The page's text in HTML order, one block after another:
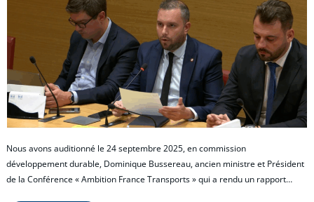
Nous avons auditionné le 24 septembre 2025, en commission
développement durable, Dominique Bussereau, ancien ministre et Président
de la Conférence « Ambition France Transports » qui a rendu un rapport…